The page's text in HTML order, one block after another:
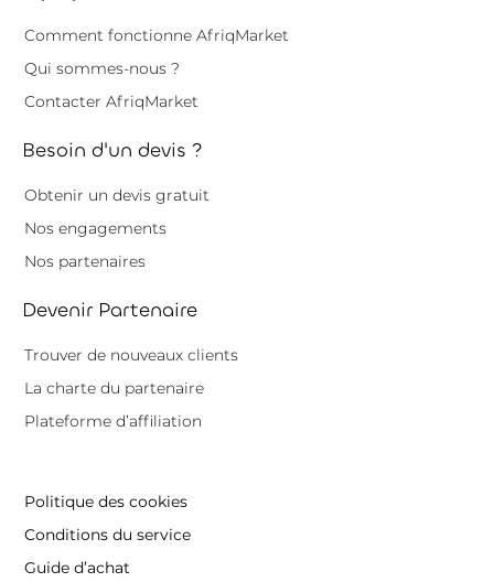
Comment fonctionne AfriqMarket
Qui sommes-nous ?
Contacter AfriqMarket
Besoin d'un devis ?
Obtenir un devis gratuit
Nos engagements
Nos partenaires
Devenir Partenaire
Trouver de nouveaux clients
La charte du partenaire
Plateforme d’affiliation
Politique des cookies
Conditions du service
Guide d’achat